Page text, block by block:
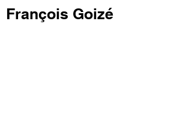
François Goizé